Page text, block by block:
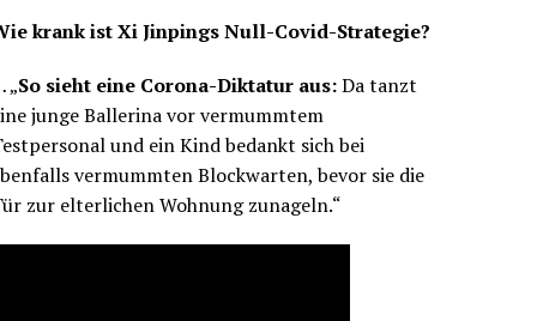
krank ist Xi Jinpings Null-Covid-Strategie?
„So sieht eine Corona-Diktatur aus:Da tanzt
junge Ballerina vor vermummtem
und ein Kind bedankt sich bei
vermummten Blockwarten, bevor sie die
zur elterlichen Wohnung zunageln.“